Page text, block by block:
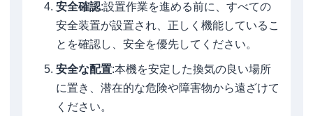
安全確認:設置作業を進める前に、すべての
安全装置が設置され、正しく機能しているこ
とを確認し、安全を優先してください。
安全な配置:本機を安定した換気の良い場所
に置き、潜在的な危険や障害物から遠ざけて
ください。